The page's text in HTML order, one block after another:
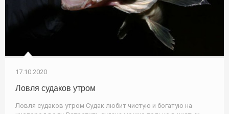
17.10.2020
Ловля судаков утром
Ловля судаков утром Судак любит чистую и богатую на